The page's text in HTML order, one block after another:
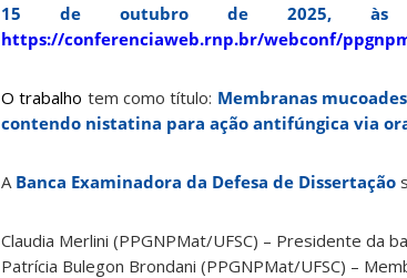
15 de outubro de 2025,
https://conferenciaweb.rnp.br/webconf/
O trabalho tem como título: Membranas
contendo nistatina para ação antifúngica via
A Banca Examinadora da Defesa de Dissertação
Claudia Merlini (PPGNPMat/UFSC) – Presidente da
Patrícia Bulegon Brondani (PPGNPMat/UFSC) –